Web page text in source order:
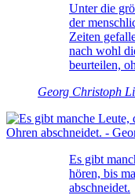
Unter die
der
Zeiten
nach wohl
beurteilen,
Georg Christoph
Es gibt
hören, bis
abschneidet.